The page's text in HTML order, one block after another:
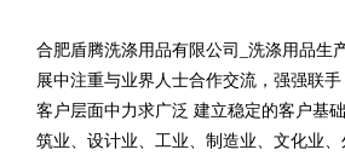
合肥盾腾洗涤用品有限公司_洗涤用品生
展中注重与业界人士合作交流，强强联
客户层面中力求广泛 建立稳定的客户基
筑业、设计业、工业、制造业、文化业